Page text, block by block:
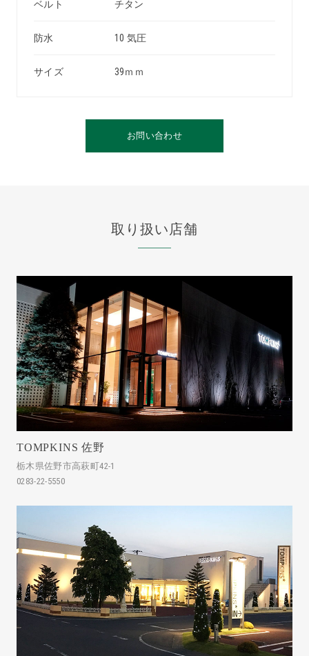
ベルト チタン
防水 10 気圧
サイズ 39ｍｍ
お問い合わせ
取り扱い店舗
TOMPKINS 佐野
栃木県佐野市高萩町42-1
0283-22-5550